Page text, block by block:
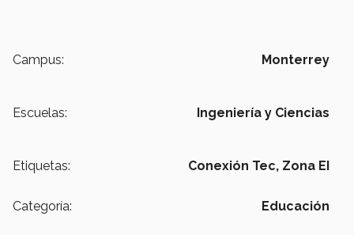
Campus: Monterrey
Escuelas: Ingeniería y Ciencias
Etiquetas: Conexión Tec, Zona EI
Categoría: Educación